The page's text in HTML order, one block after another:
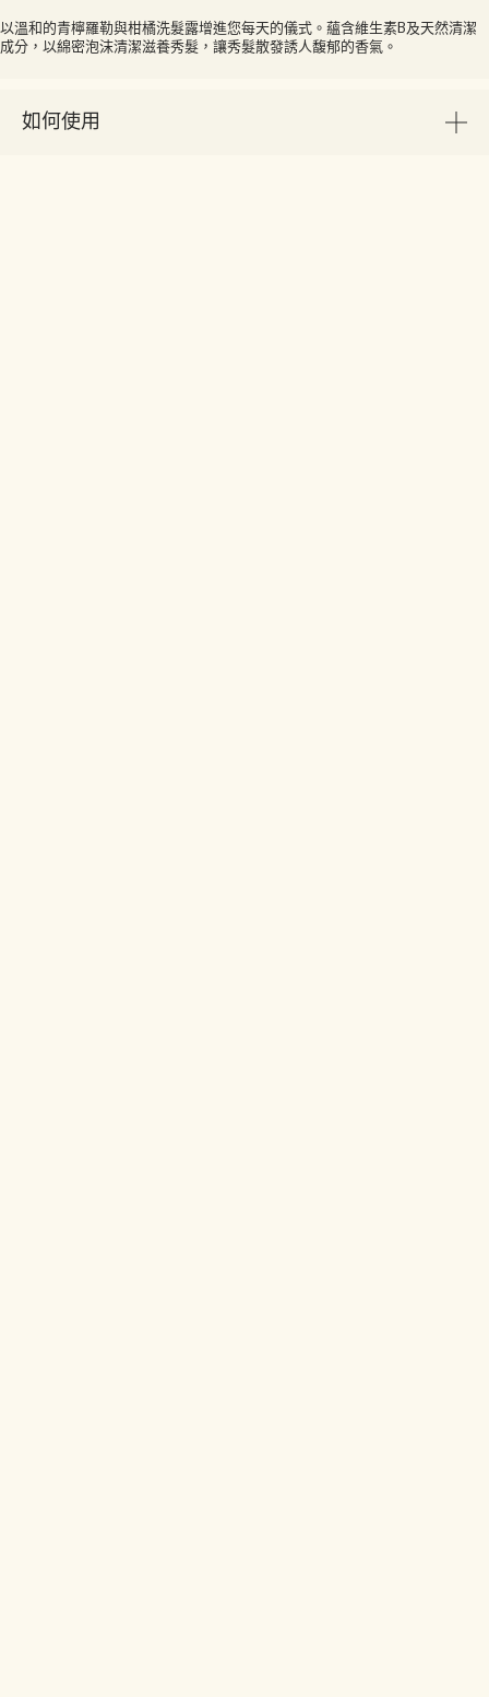
以溫和的青檸羅勒與柑橘洗髮露增進您每天的儀式。蘊含維生素B及天然清潔
成分，以綿密泡沫清潔滋養秀髮，讓秀髮散發誘人馥郁的香氣。
如何使用